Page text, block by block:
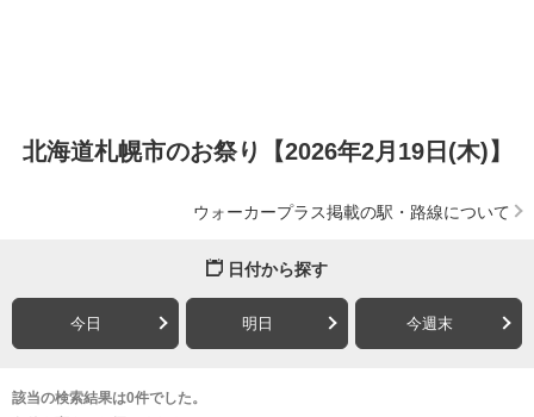
北海道札幌市のお祭り【2026年2月19日(木)】
ウォーカープラス掲載の駅・路線について
日付から探す
今日 明日 今週末
該当の検索結果は0件でした。